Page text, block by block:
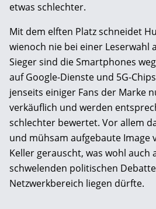
etwas schlechter.
Mit dem elften Platz schneidet
wienoch nie bei einer Leserwahl
Sieger sind die Smartphones
auf Google-Dienste und 5G-
jenseits einiger Fans der Marke
verkäuflich und werden
schlechter bewertet. Vor allem
und mühsam aufgebaute Image
Keller gerauscht, was wohl auch
schwelenden politischen
Netzwerkbereich liegen dürfte.